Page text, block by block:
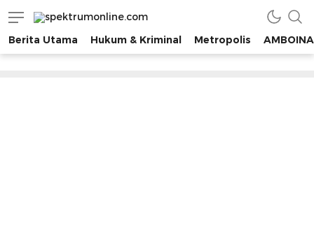
spektrumonline.com
Berita Utama Hukum & Kriminal Metropolis AMBOINA